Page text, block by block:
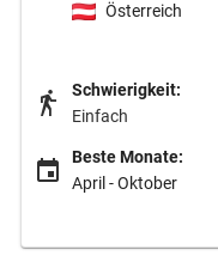
Österreich
Schwierigkeit:
Einfach
Beste Monate:
April - Oktober